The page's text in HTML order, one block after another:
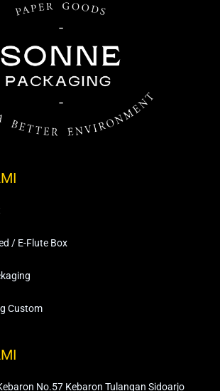
/ E-Flute Box
Custom
No.57 Kebaron Tulangan Sidoarjo